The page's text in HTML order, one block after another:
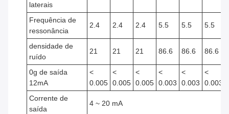
laterais
Frequência de
ressonância
2.4 2.4 2.4 5.5 5.5 5.5
densidade de
ruído
21 21 21 86.6 86.6 86.6
0g de saída
12mA
<
0.005
<
0.005
<
0.005
<
0.003
<
0.003
<
0.003
Corrente de
saída
4 ~ 20 mA